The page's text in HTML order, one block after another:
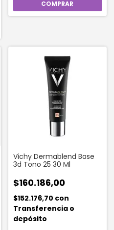
Vichy Dermablend Base
3d Tono 25 30 Ml
$160.186,00
$152.176,70 con
Transferencia o
depósito